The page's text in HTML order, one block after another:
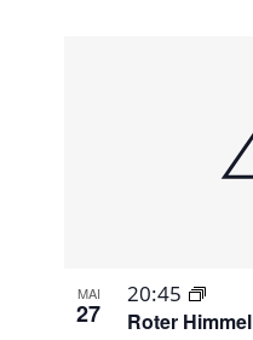
MAI
27 Roter Himmel
20:45